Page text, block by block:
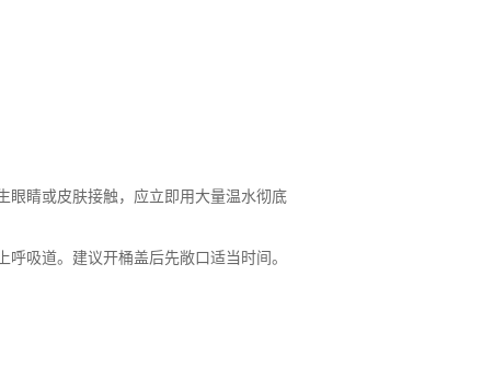
睛或皮肤接触，应立即用大量温水彻底
吸道。建议开桶盖后先敞口适当时间。